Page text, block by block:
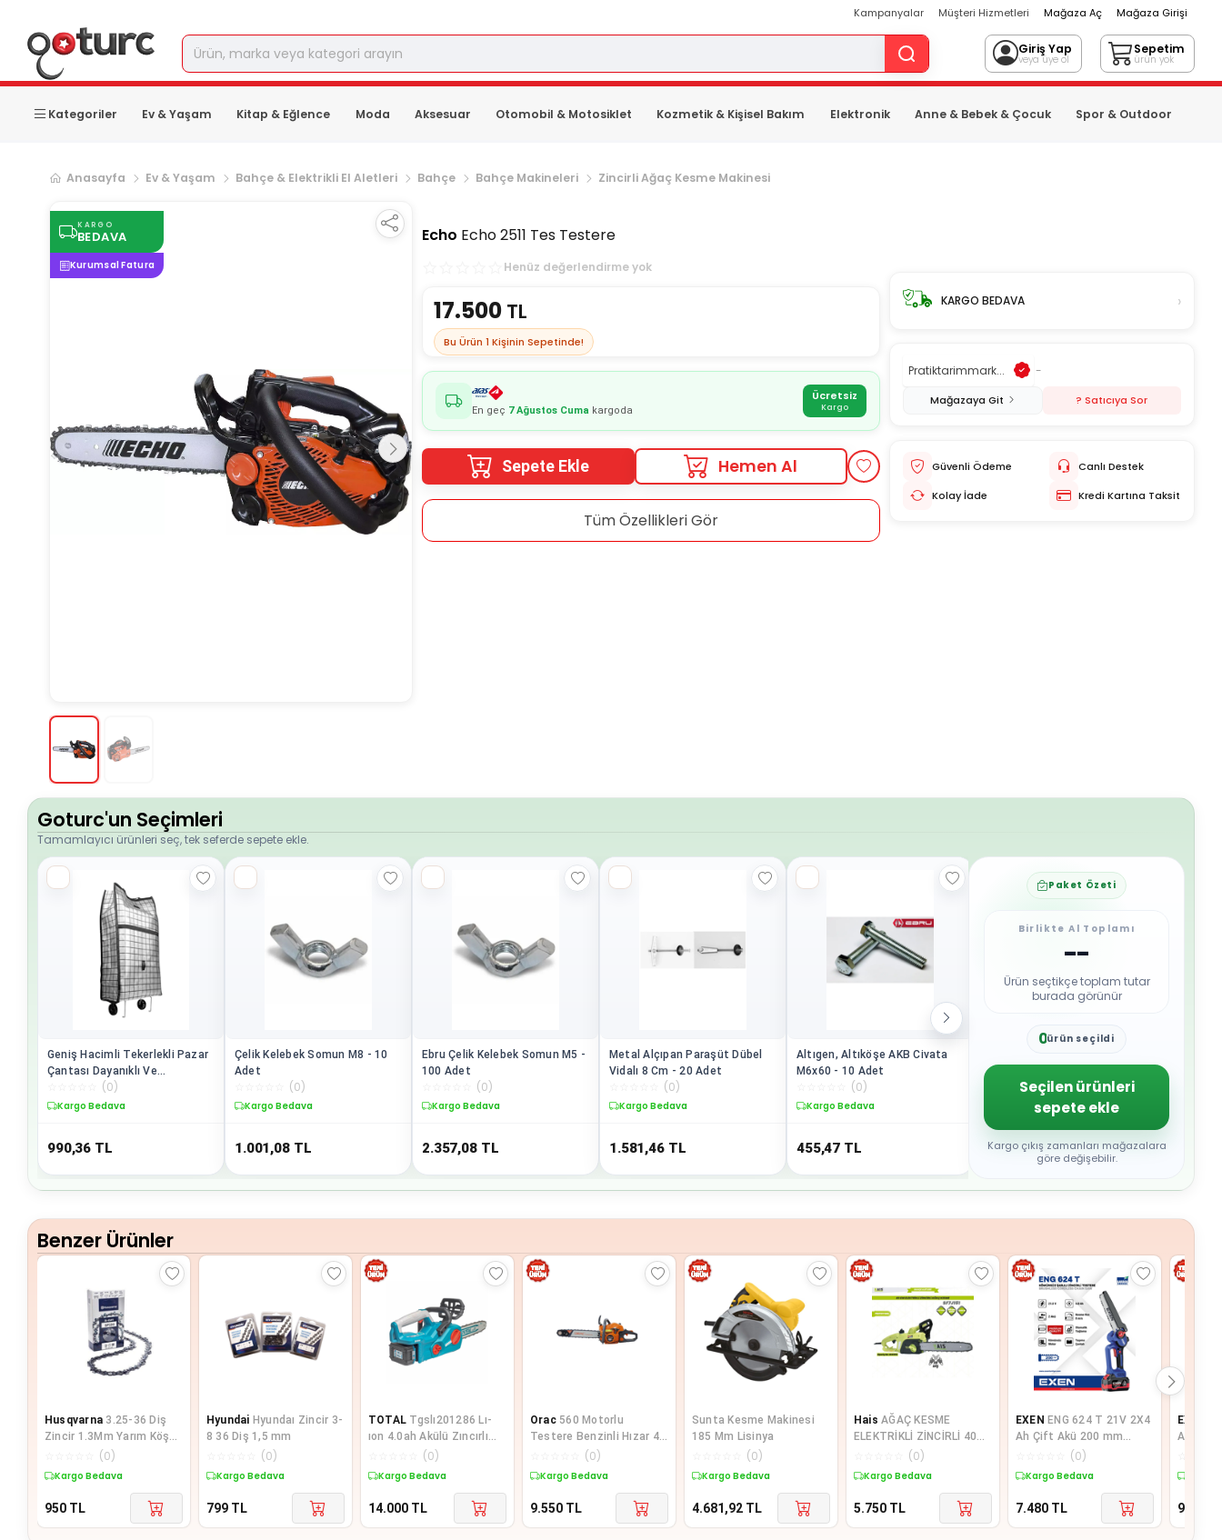
Kampanyalar Müşteri Hizmetleri Mağaza Aç Mağaza Girişi
Giriş Yap
veya üye ol
Sepetim
ürün yok
Kategoriler Ev & Yaşam Kitap & Eğlence Moda Aksesuar Otomobil & Motosiklet Kozmetik & Kişisel Bakım Elektronik Anne & Bebek & Çocuk Spor & Outdoor
Anasayfa Ev & Yaşam Bahçe & Elektrikli El Aletleri Bahçe Bahçe Makineleri Zincirli Ağaç Kesme Makinesi
KARGO
BEDAVA
Kurumsal Fatura
Echo Echo 2511 Tes Testere
Henüz değerlendirme yok
17.500TL
Bu Ürün 1 Kişinin Sepetinde!
En geç 7 Ağustos Cuma kargoda
Ücretsiz
Kargo
Sepete Ekle Hemen Al
Tüm Özellikleri Gör
KARGO BEDAVA ›
Pratiktarimmark... -
Mağazaya Git ? Satıcıya Sor
Güvenli Ödeme
Canlı Destek
Kolay İade
Kredi Kartına Taksit
Goturc'un Seçimleri
Tamamlayıcı ürünleri seç, tek seferde sepete ekle.
Geniş Hacimli Tekerlekli Pazar
Çantası Dayanıklı Ve
Ergonomik - Lisinya
(0)
Kargo Bedava
990,36 TL
Çelik Kelebek Somun M8 - 10
Adet
(0)
Kargo Bedava
1.001,08 TL
Ebru Çelik Kelebek Somun M5 -
100 Adet
(0)
Kargo Bedava
2.357,08 TL
Metal Alçıpan Paraşüt Dübel
Vidalı 8 Cm - 20 Adet
(0)
Kargo Bedava
1.581,46 TL
Altıgen, Altıköşe AKB Civata
M6x60 - 10 Adet
(0)
Kargo Bedava
455,47 TL
M6x20 - 250 Adet
☆☆ (0
Kargo Bedava
1.632,27 TL
Paket Özeti
Birlikte Al Toplamı
--
Ürün seçtikçe toplam tutar
burada görünür
0
2
3
4
5
6
7
8
9
ürün seçildi
Seçilen ürünleri
sepete ekle
Kargo çıkış zamanları mağazalara
göre değişebilir.
Benzer Ürünler
Husqvarna 3.25-36 Diş
Zincir 1.3Mm Yarım Köşeli
(0)
Kargo Bedava
950 TL
Hyundai Hyundaı Zincir 3-
8 36 Diş 1,5 mm
(0)
Kargo Bedava
799 TL
TOTAL Tgslı201286 Lı-
ıon 4.0ah Akülü Zıncırlı
(0)
Kargo Bedava
14.000 TL
Orac 560 Motorlu
Testere Benzinli Hızar 4
(0)
Kargo Bedava
9.550 TL
Sunta Kesme Makinesi
185 Mm Lisinya
(0)
Kargo Bedava
4.681,92 TL
Hais AĞAÇ KESME
ELEKTRİKLİ ZİNCİRLİ 40
CM SF7J151
(0)
Kargo Bedava
5.750 TL
EXEN ENG 624 T 21V 2X4
Ah Çift Akü 200 mm
Kömürsüz Şarjlı Zincirli
Tes
(0)
Kargo Bedava
7.480 TL
EXEN
Ah Çift
Tes
9.460